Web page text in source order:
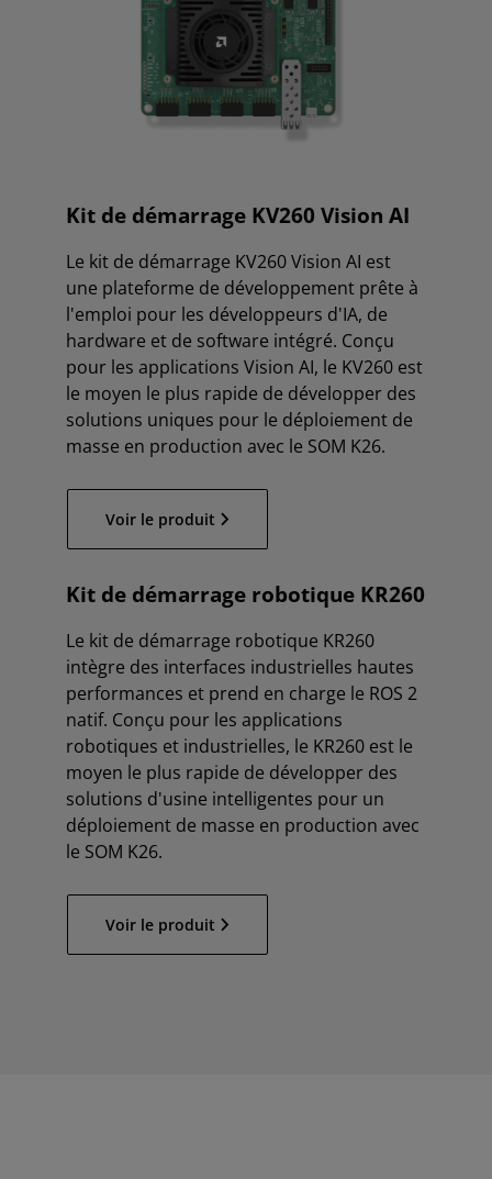
Kit de démarrage KV260 Vision AI
Le kit de démarrage KV260 Vision AI est
une plateforme de développement prête à
l'emploi pour les développeurs d'IA, de
hardware et de software intégré. Conçu
pour les applications Vision AI, le KV260 est
le moyen le plus rapide de développer des
solutions uniques pour le déploiement de
masse en production avec le SOM K26.
Voir le produit
Kit de démarrage robotique KR260
Le kit de démarrage robotique KR260
intègre des interfaces industrielles hautes
performances et prend en charge le ROS 2
natif. Conçu pour les applications
robotiques et industrielles, le KR260 est le
moyen le plus rapide de développer des
solutions d'usine intelligentes pour un
déploiement de masse en production avec
le SOM K26.
Voir le produit